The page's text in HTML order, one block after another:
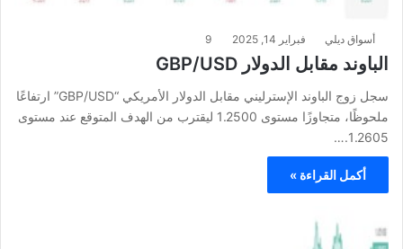
أسواق ديلي فبراير 14, 2025 9
الباوند مقابل الدولار GBP/USD
سجل زوج الباوند الإسترليني مقابل الدولار الأمريكي “GBP/USD” ارتفاعًا
ملحوظًا، متجاوزًا مستوى 1.2500 ليقترب من الهدف المتوقع عند مستوى
1.2605.…
أكمل القراءة »